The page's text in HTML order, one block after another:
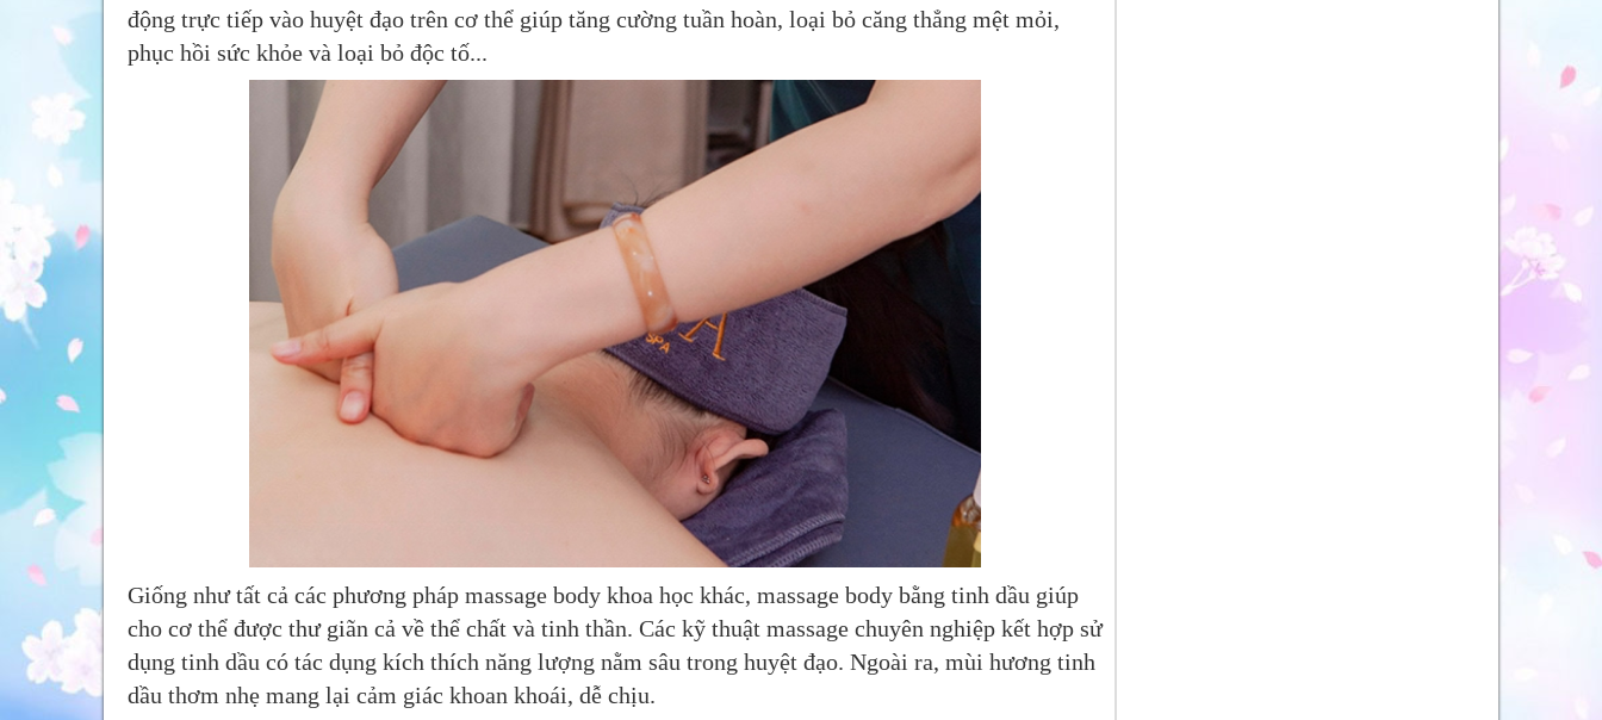
động trực tiếp vào huyệt đạo trên cơ thể giúp tăng cường tuần hoàn, loại bỏ căng thẳng mệt mỏi,
phục hồi sức khỏe và loại bỏ độc tố...
Giống như tất cả các phương pháp massage body khoa học khác, massage body bằng tinh dầu giúp
cho cơ thể được thư giãn cả về thể chất và tinh thần. Các kỹ thuật massage chuyên nghiệp kết hợp sử
dụng tinh dầu có tác dụng kích thích năng lượng nằm sâu trong huyệt đạo. Ngoài ra, mùi hương tinh
dầu thơm nhẹ mang lại cảm giác khoan khoái, dễ chịu.